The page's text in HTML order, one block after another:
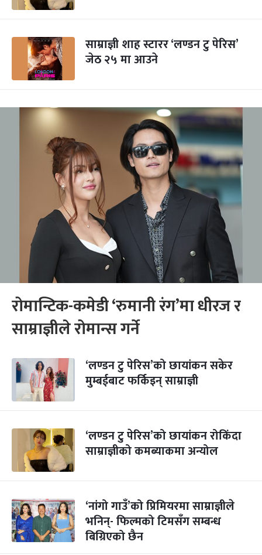
साम्राज्ञी शाह स्टारर ‘लण्डन टु पेरिस’
जेठ २५ मा आउने
रोमान्टिक-कमेडी ‘रुमानी रंग’मा धीरज र
साम्राज्ञीले रोमान्स गर्ने
‘लण्डन टु पेरिस’को छायांकन सकेर
मुम्बईबाट फर्किइन् साम्राज्ञी
‘लण्डन टु पेरिस’को छायांकन रोकिंदा
साम्राज्ञीको कमब्याकमा अन्योल
‘नांगो गाउँ’को प्रिमियरमा साम्राज्ञीले
भनिन्- फिल्मको टिमसँग सम्बन्ध
बिग्रिएको छैन